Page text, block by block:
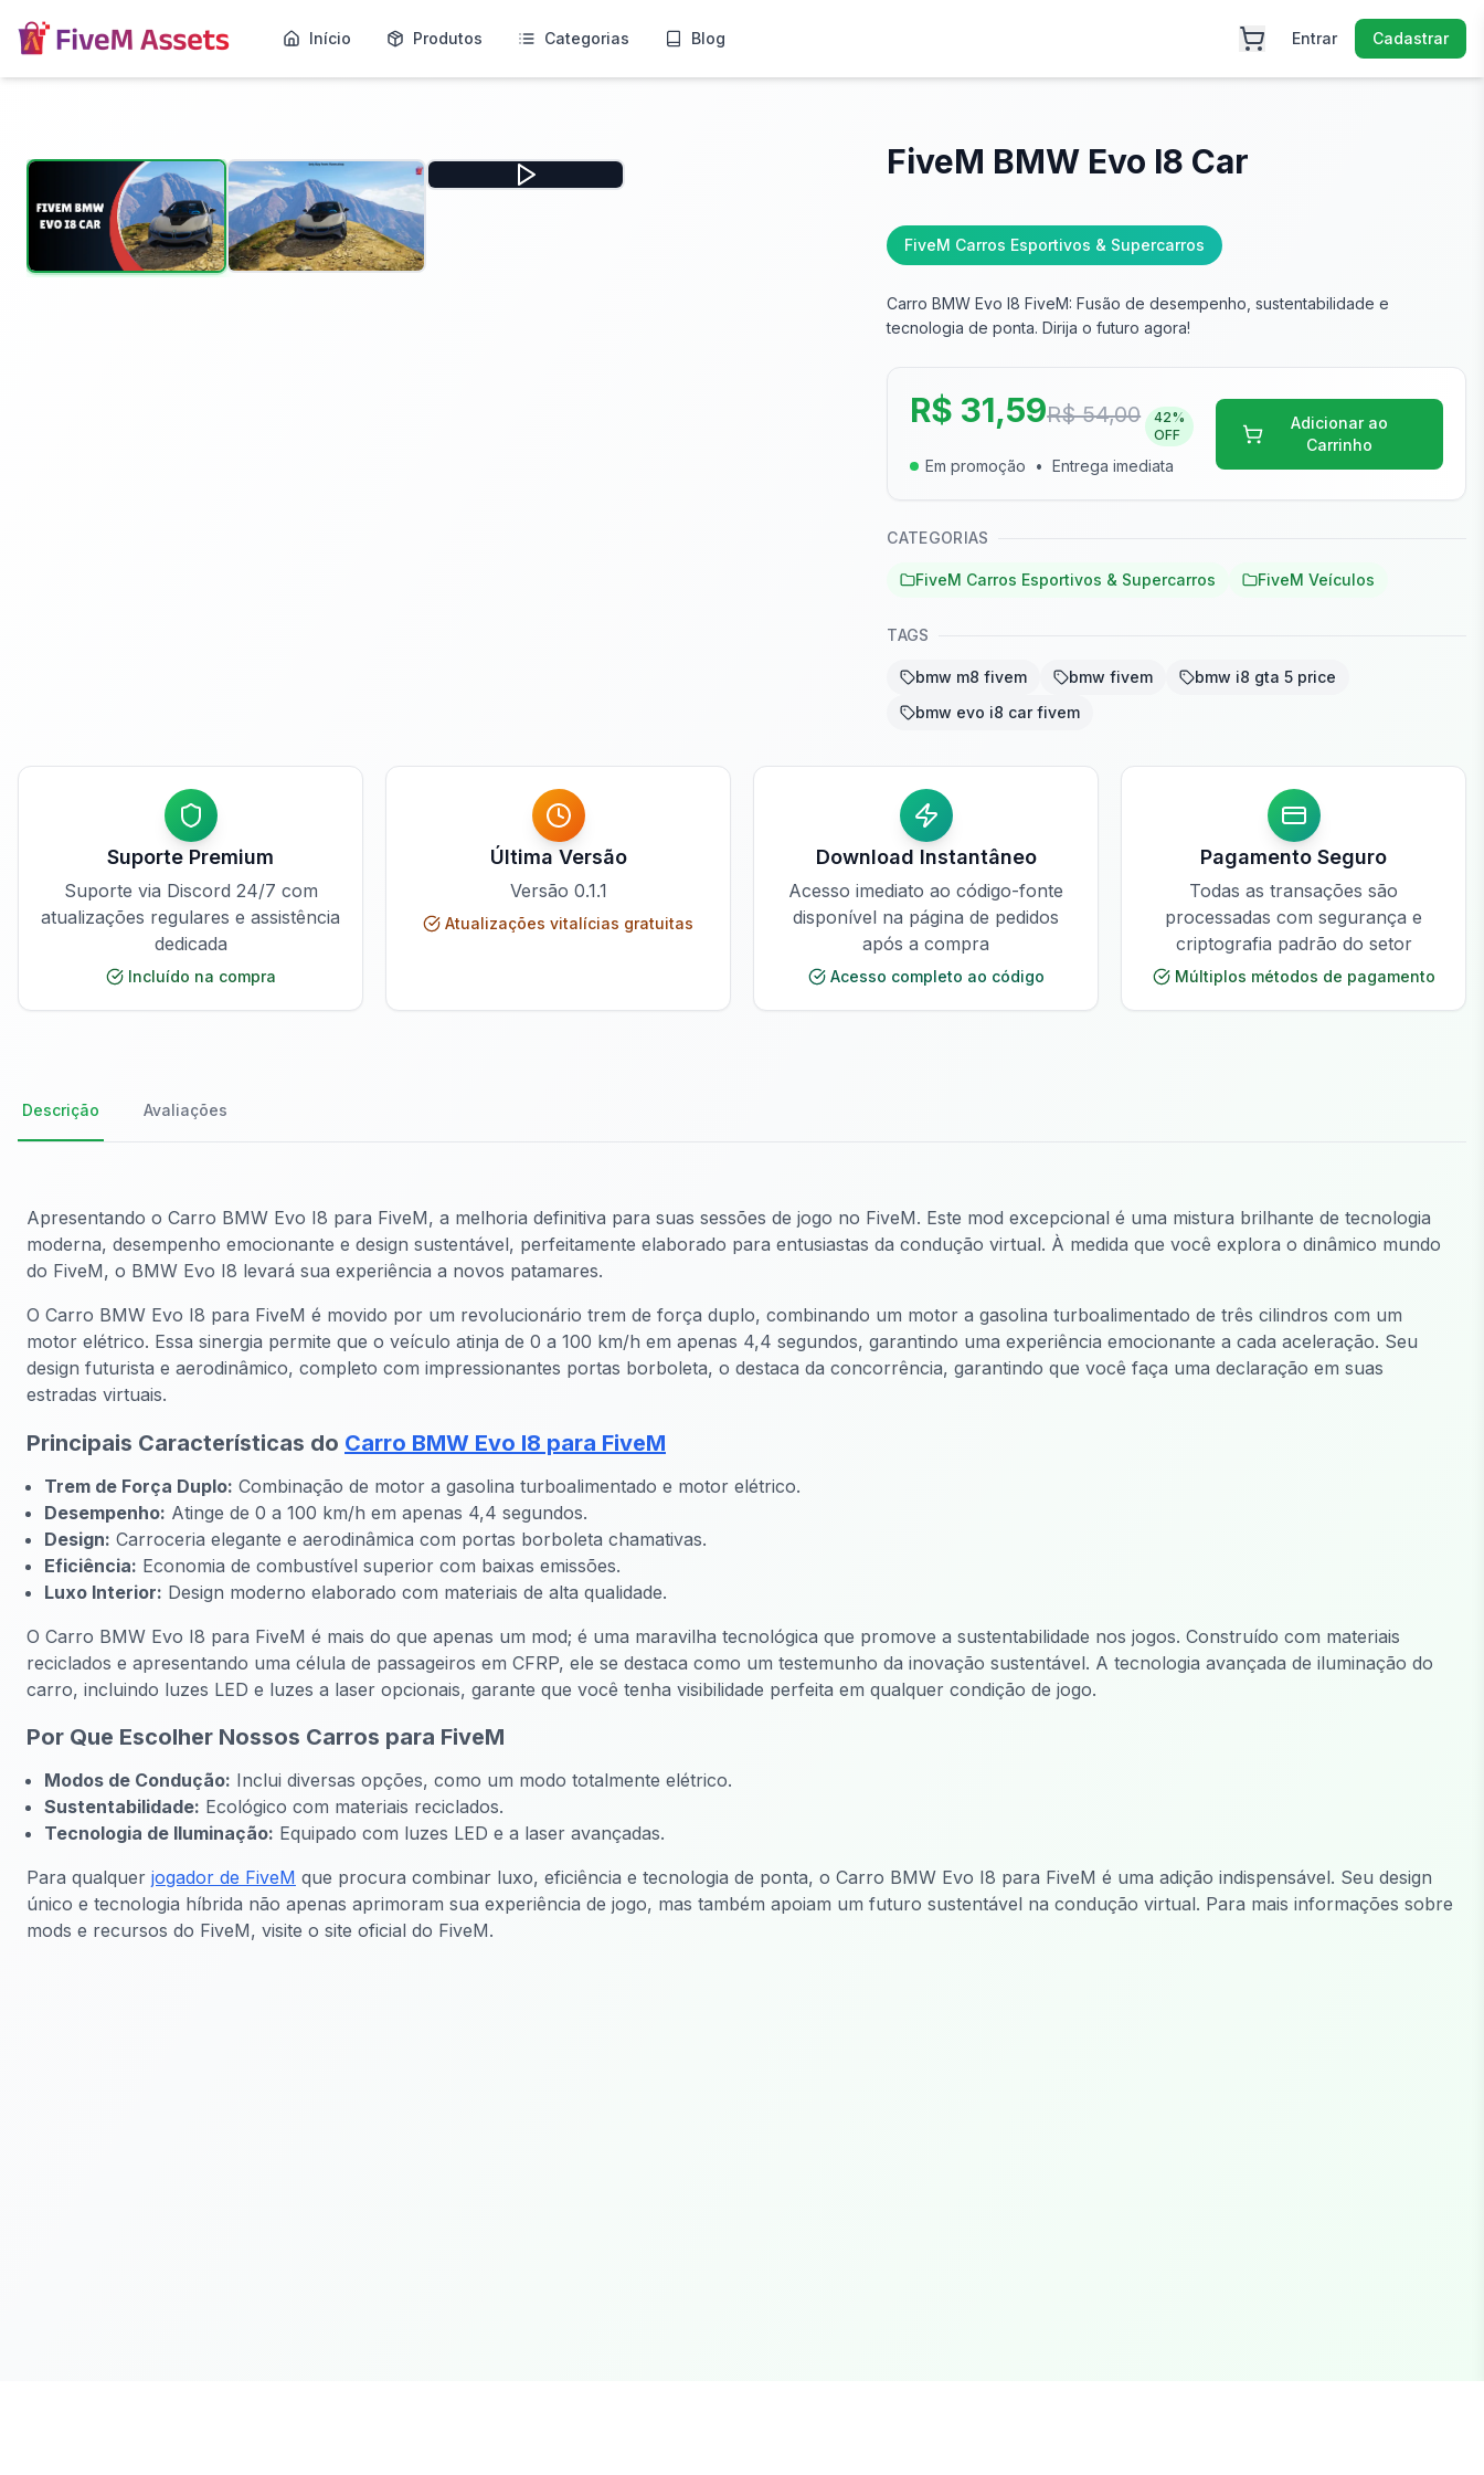
Início Produtos Categorias Blog Entrar Cadastrar
FiveM BMW Evo I8 Car
FiveM Carros Esportivos & Supercarros
Carro BMW Evo I8 FiveM: Fusão de desempenho, sustentabilidade e
tecnologia de ponta. Dirija o futuro agora!
R$ 31,59R$ 54,00 42%
OFF
Em promoção • Entrega imediata
Adicionar ao
Carrinho
CATEGORIAS
FiveM Carros Esportivos & Supercarros FiveM Veículos
TAGS
bmw m8 fivem bmw fivem
bmw i8 gta 5 price
bmw evo i8 car fivem
Suporte Premium
Suporte via Discord 24/7 com
atualizações regulares e assistência
dedicada
Incluído na compra
Última Versão
Versão 0.1.1
Atualizações vitalícias gratuitas
Download Instantâneo
Acesso imediato ao código-fonte
disponível na página de pedidos
após a compra
Acesso completo ao código
Pagamento Seguro
Todas as transações são
processadas com segurança e
criptografia padrão do setor
Múltiplos métodos de pagamento
Descrição Avaliações
Apresentando o Carro BMW Evo I8 para FiveM, a melhoria definitiva para suas sessões de jogo no FiveM. Este mod excepcional é uma mistura brilhante de tecnologia
moderna, desempenho emocionante e design sustentável, perfeitamente elaborado para entusiastas da condução virtual. À medida que você explora o dinâmico mundo
do FiveM, o BMW Evo I8 levará sua experiência a novos patamares.
O Carro BMW Evo I8 para FiveM é movido por um revolucionário trem de força duplo, combinando um motor a gasolina turboalimentado de três cilindros com um
motor elétrico. Essa sinergia permite que o veículo atinja de 0 a 100 km/h em apenas 4,4 segundos, garantindo uma experiência emocionante a cada aceleração. Seu
design futurista e aerodinâmico, completo com impressionantes portas borboleta, o destaca da concorrência, garantindo que você faça uma declaração em suas
estradas virtuais.
Principais Características do Carro BMW Evo I8 para FiveM
Trem de Força Duplo: Combinação de motor a gasolina turboalimentado e motor elétrico.
Desempenho: Atinge de 0 a 100 km/h em apenas 4,4 segundos.
Design: Carroceria elegante e aerodinâmica com portas borboleta chamativas.
Eficiência: Economia de combustível superior com baixas emissões.
Luxo Interior: Design moderno elaborado com materiais de alta qualidade.
O Carro BMW Evo I8 para FiveM é mais do que apenas um mod; é uma maravilha tecnológica que promove a sustentabilidade nos jogos. Construído com materiais
reciclados e apresentando uma célula de passageiros em CFRP, ele se destaca como um testemunho da inovação sustentável. A tecnologia avançada de iluminação do
carro, incluindo luzes LED e luzes a laser opcionais, garante que você tenha visibilidade perfeita em qualquer condição de jogo.
Por Que Escolher Nossos Carros para FiveM
Modos de Condução: Inclui diversas opções, como um modo totalmente elétrico.
Sustentabilidade: Ecológico com materiais reciclados.
Tecnologia de Iluminação: Equipado com luzes LED e a laser avançadas.
Para qualquer jogador de FiveM que procura combinar luxo, eficiência e tecnologia de ponta, o Carro BMW Evo I8 para FiveM é uma adição indispensável. Seu design
único e tecnologia híbrida não apenas aprimoram sua experiência de jogo, mas também apoiam um futuro sustentável na condução virtual. Para mais informações sobre
mods e recursos do FiveM, visite o site oficial do FiveM.